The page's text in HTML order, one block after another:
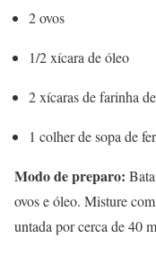
2 ovos
1/2 xícara de óleo
2 xícaras de farinha
1 colher de sopa de
Modo de preparo:
ovos e óleo. Misture
untada por cerca de 40